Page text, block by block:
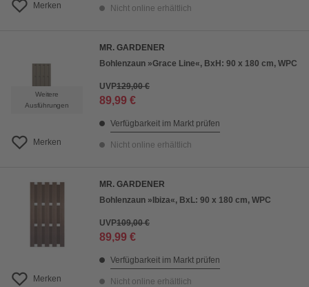
Merken Nicht online erhältlich
Weitere
Ausführungen
Merken
MR. GARDENER
Bohlenzaun »Grace Line«, BxH: 90 x 180 cm, WPC
UVP129,00 €
89,99 €
Verfügbarkeit im Markt prüfen
Nicht online erhältlich
Merken
MR. GARDENER
Bohlenzaun »Ibiza«, BxL: 90 x 180 cm, WPC
UVP109,00 €
89,99 €
Verfügbarkeit im Markt prüfen
Nicht online erhältlich